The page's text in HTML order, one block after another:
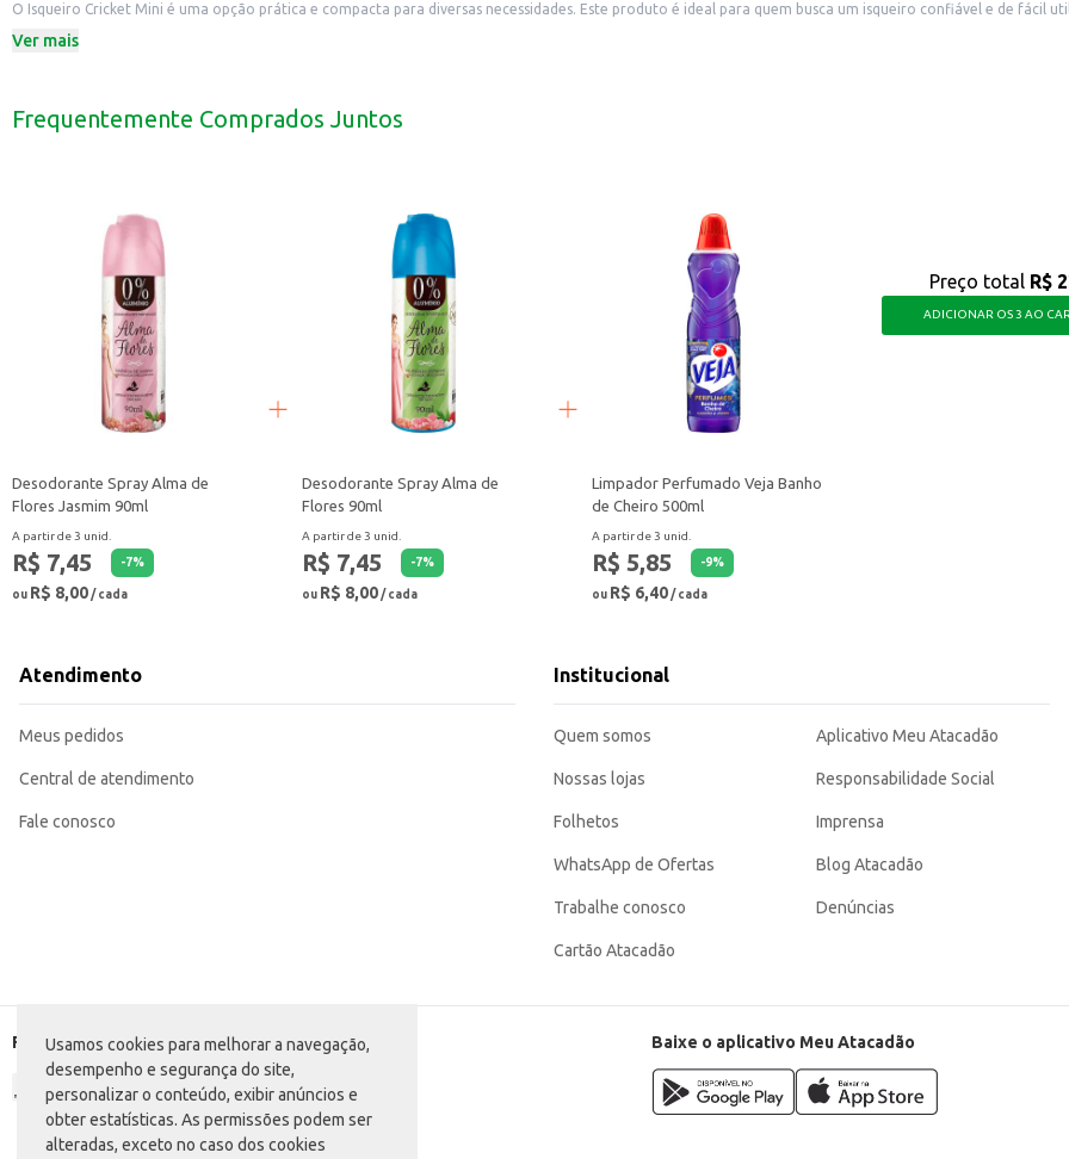
Usamos cookies para melhorar a navegação,
desempenho e segurança do site,
personalizar o conteúdo, exibir anúncios e
obter estatísticas. As permissões podem ser
alteradas, exceto no caso dos cookies
O Isqueiro Cricket Mini é uma opção prática e compacta para diversas necessidades. Este produto é ideal para quem busca um isqueiro confiável e de
Dicas de Uso:
Com o Isqueiro Cricket Mini, você tem a praticidade e a segurança que precisa para diversas tarefas do dia a dia. Uma solução simples e eficiente para suas
Ver mais
Frequentemente Comprados Juntos
Desodorante Spray Alma de
Flores Jasmim 90ml
A partir de 3 unid.
R$ 7,45 -7%
ou R$ 8,00/ cada
Desodorante Spray Alma de
Flores 90ml
A partir de 3 unid.
R$ 7,45 -7%
ou R$ 8,00/ cada
Limpador Perfumado Veja Banho
de Cheiro 500ml
A partir de 3 unid.
R$ 5,85 -9%
ou R$ 6,40/ cada
Preço total R$
ADICIONAR OS 3 AO
Atendimento
Meus pedidos
Central de atendimento
Fale conosco
Institucional
Quem somos
Nossas lojas
Folhetos
WhatsApp de Ofertas
Trabalhe conosco
Cartão Atacadão
Aplicativo Meu Atacadão
Responsabilidade Social
Imprensa
Blog Atacadão
Denúncias
Formas de pagamento Baixe o aplicativo Meu Atacadão